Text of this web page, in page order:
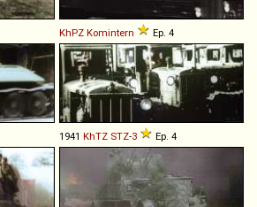
KhPZ Komintern Ep. 4
1941 KhTZ STZ-3 Ep. 4